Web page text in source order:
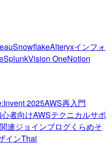
SnowflakeAlteryxインフォ
SplunkVision OneNotion
2025AWS再入門
者向けAWSテクニカルサポ
連ジョインブログくらめそ
インThai